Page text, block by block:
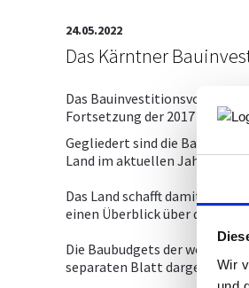
Wir
24.05.2022
Das Kärntner
Das Bauinvestitionsvolumen
Fortsetzung der 2017
Gegliedert sind die
Land im aktuellen Jahr
Das Land schafft damit auch
einen Überblick über die
Die Baubudgets der weiteren
separaten Blatt dargestellt.